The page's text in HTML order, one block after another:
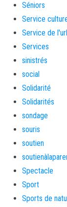
Séniors
Service
Service de
Services
sinistrés
social
Solidarité
Solidarités
sondage
souris
soutien
Spectacle
Sport
Sports de